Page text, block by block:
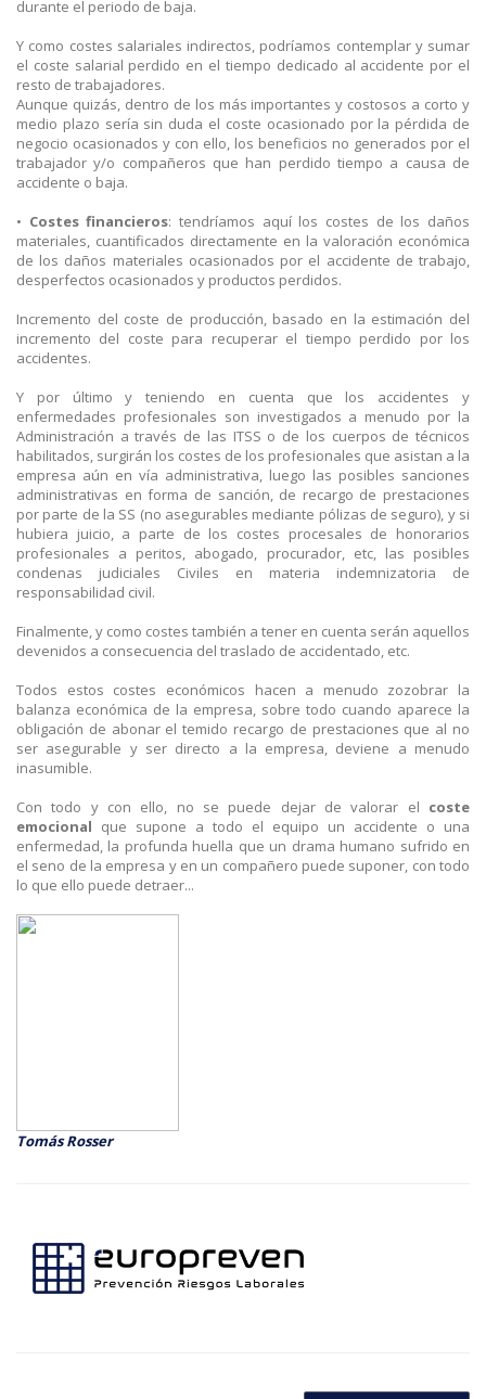
durante el periodo de baja.
Y como costes salariales indirectos, podríamos contemplar y sumar
el coste salarial perdido en el tiempo dedicado al accidente por el
resto de trabajadores.
Aunque quizás, dentro de los más importantes y costosos a corto y
medio plazo sería sin duda el coste ocasionado por la pérdida de
negocio ocasionados y con ello, los beneficios no generados por el
trabajador y/o compañeros que han perdido tiempo a causa de
accidente o baja.
• Costes financieros: tendríamos aquí los costes de los daños
materiales, cuantificados directamente en la valoración económica
de los daños materiales ocasionados por el accidente de trabajo,
desperfectos ocasionados y productos perdidos.
Incremento del coste de producción, basado en la estimación del
incremento del coste para recuperar el tiempo perdido por los
accidentes.
Y por último y teniendo en cuenta que los accidentes y
enfermedades profesionales son investigados a menudo por la
Administración a través de las ITSS o de los cuerpos de técnicos
habilitados, surgirán los costes de los profesionales que asistan a la
empresa aún en vía administrativa, luego las posibles sanciones
administrativas en forma de sanción, de recargo de prestaciones
por parte de la SS (no asegurables mediante pólizas de seguro), y si
hubiera juicio, a parte de los costes procesales de honorarios
profesionales a peritos, abogado, procurador, etc, las posibles
condenas judiciales Civiles en materia indemnizatoria de
responsabilidad civil.
Finalmente, y como costes también a tener en cuenta serán aquellos
devenidos a consecuencia del traslado de accidentado, etc.
Todos estos costes económicos hacen a menudo zozobrar la
balanza económica de la empresa, sobre todo cuando aparece la
obligación de abonar el temido recargo de prestaciones que al no
ser asegurable y ser directo a la empresa, deviene a menudo
inasumible.
Con todo y con ello, no se puede dejar de valorar el coste
emocional que supone a todo el equipo un accidente o una
enfermedad, la profunda huella que un drama humano sufrido en
el seno de la empresa y en un compañero puede suponer, con todo
lo que ello puede detraer...
Tomás Rosser